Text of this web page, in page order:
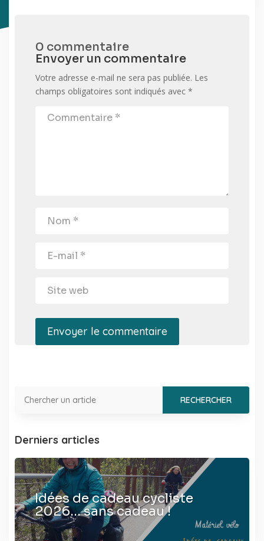
0 commentaire
Envoyer un commentaire
Votre adresse e-mail ne sera pas publiée. Les
champs obligatoires sont indiqués avec *
Envoyer le commentaire
Derniers articles
Idées de cadeau cycliste
2026… sans cadeau !